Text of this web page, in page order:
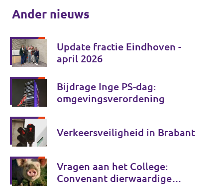
Ander nieuws
Update fractie Eindhoven -
april 2026
Bijdrage Inge PS-dag:
omgevingsverordening
Verkeersveiligheid in Brabant
Vragen aan het College:
Convenant dierwaardige